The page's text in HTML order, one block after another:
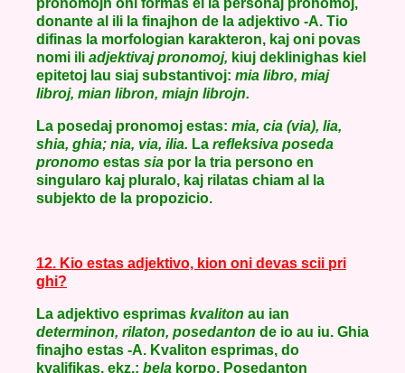
pronomojn oni formas el la personaj pronomoj,
donante al ili la finajhon de la adjektivo -A. Tio
difinas la morfologian karakteron, kaj oni povas
nomi ili adjektivaj pronomoj, kiuj deklinighas kiel
epitetoj lau siaj substantivoj: mia libro, miaj
libroj, mian libron, miajn librojn.
La posedaj pronomoj estas: mia, cia (via), lia,
shia, ghia; nia, via, ilia. La refleksiva poseda
pronomo estas sia por la tria persono en
singularo kaj pluralo, kaj rilatas chiam al la
subjekto de la propozicio.
12. Kio estas adjektivo, kion oni devas scii pri
ghi?
La adjektivo esprimas kvaliton au ian
determinon, rilaton, posedanton de io au iu. Ghia
finajho estas -A. Kvaliton esprimas, do
kvalifikas, ekz.: bela korpo. Posedanton